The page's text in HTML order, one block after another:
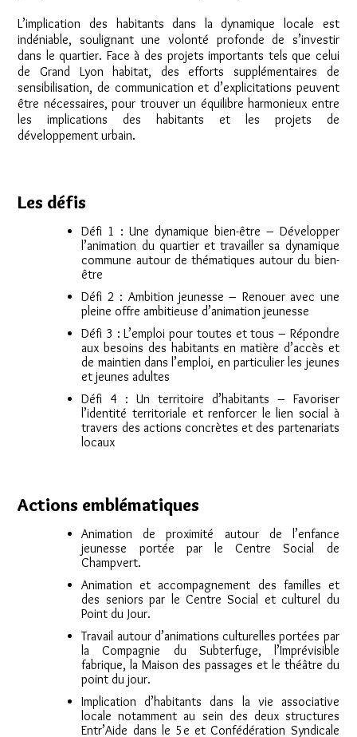
L’implication des habitants dans la dynamique locale est
indéniable, soulignant une volonté profonde de s’investir
dans le quartier. Face à des projets importants tels que celui
de Grand Lyon habitat, des efforts supplémentaires de
sensibilisation, de communication et d’explicitations peuvent
être nécessaires, pour trouver un équilibre harmonieux entre
les implications des habitants et les projets de
développement urbain.
Les défis
Défi 1 : Une dynamique bien-être – Développer
l’animation du quartier et travailler sa dynamique
commune autour de thématiques autour du bien-
être
Défi 2 : Ambition jeunesse – Renouer avec une
pleine offre ambitieuse d’animation jeunesse
Défi 3 : L’emploi pour toutes et tous – Répondre
aux besoins des habitants en matière d’accès et
de maintien dans l’emploi, en particulier les jeunes
et jeunes adultes
Défi 4 : Un territoire d’habitants – Favoriser
l’identité territoriale et renforcer le lien social à
travers des actions concrètes et des partenariats
locaux
Actions emblématiques
Animation de proximité autour de l’enfance
jeunesse portée par le Centre Social de
Champvert.
Animation et accompagnement des familles et
des seniors par le Centre Social et culturel du
Point du Jour.
Travail autour d’animations culturelles portées par
la Compagnie du Subterfuge, l’Imprévisible
fabrique, la Maison des passages et le théâtre du
point du jour.
Implication d’habitants dans la vie associative
locale notamment au sein des deux structures
Entr’Aide dans le 5e et Confédération Syndicale